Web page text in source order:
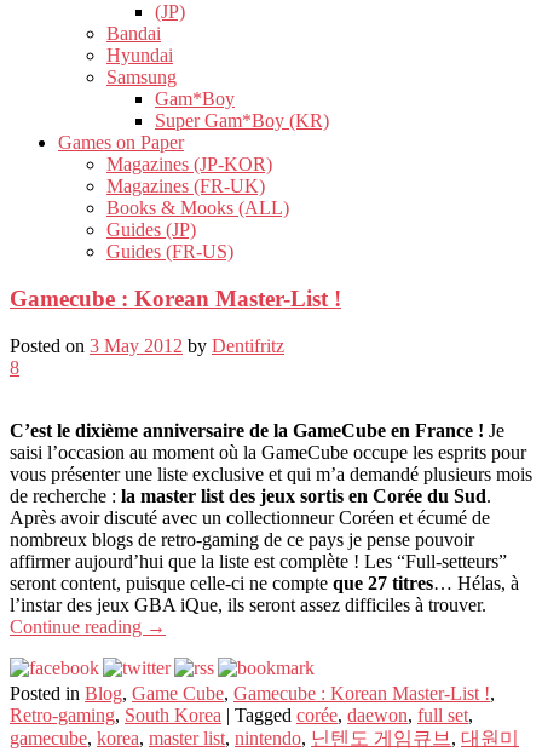
(JP)
Bandai
Hyundai
Samsung
Gam*Boy
Super Gam*Boy (KR)
Games on Paper
Magazines (JP-KOR)
Magazines (FR-UK)
Books & Mooks (ALL)
Guides (JP)
Guides (FR-US)
Gamecube : Korean Master-List !
Posted on 3 May 2012 by Dentifritz
8
C’est le dixième anniversaire de la GameCube en France ! Je
saisi l’occasion au moment où la GameCube occupe les esprits pour
vous présenter une liste exclusive et qui m’a demandé plusieurs mois
de recherche : la master list des jeux sortis en Corée du Sud.
Après avoir discuté avec un collectionneur Coréen et écumé de
nombreux blogs de retro-gaming de ce pays je pense pouvoir
affirmer aujourd’hui que la liste est complète ! Les “Full-setteurs”
seront content, puisque celle-ci ne compte que 27 titres… Hélas, à
l’instar des jeux GBA iQue, ils seront assez difficiles à trouver.
Continue reading →
Posted in Blog, Game Cube, Gamecube : Korean Master-List !,
Retro-gaming, South Korea | Tagged corée, daewon, full set,
gamecube, korea, master list, nintendo, 닌텐도 게임큐브 , 대원미